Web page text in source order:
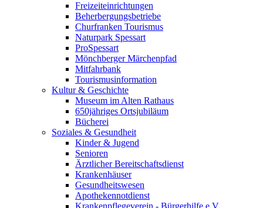
Freizeiteinrichtungen
Beherbergungsbetriebe
Churfranken Tourismus
Naturpark Spessart
ProSpessart
Mönchberger Märchenpfad
Mitfahrbank
Tourismusinformation
Kultur & Geschichte
Museum im Alten Rathaus
650jähriges Ortsjubiläum
Bücherei
Soziales & Gesundheit
Kinder & Jugend
Senioren
Ärztlicher Bereitschaftsdienst
Krankenhäuser
Gesundheitswesen
Apothekennotdienst
Krankenpflegeverein - Bürgerhilfe e.V.